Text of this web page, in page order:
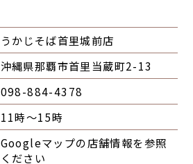
うかじそば首里城前店
沖縄県那覇市首里当蔵町2-13
098-884-4378
11時〜15時
Googleマップの店舗情報を参照
ください